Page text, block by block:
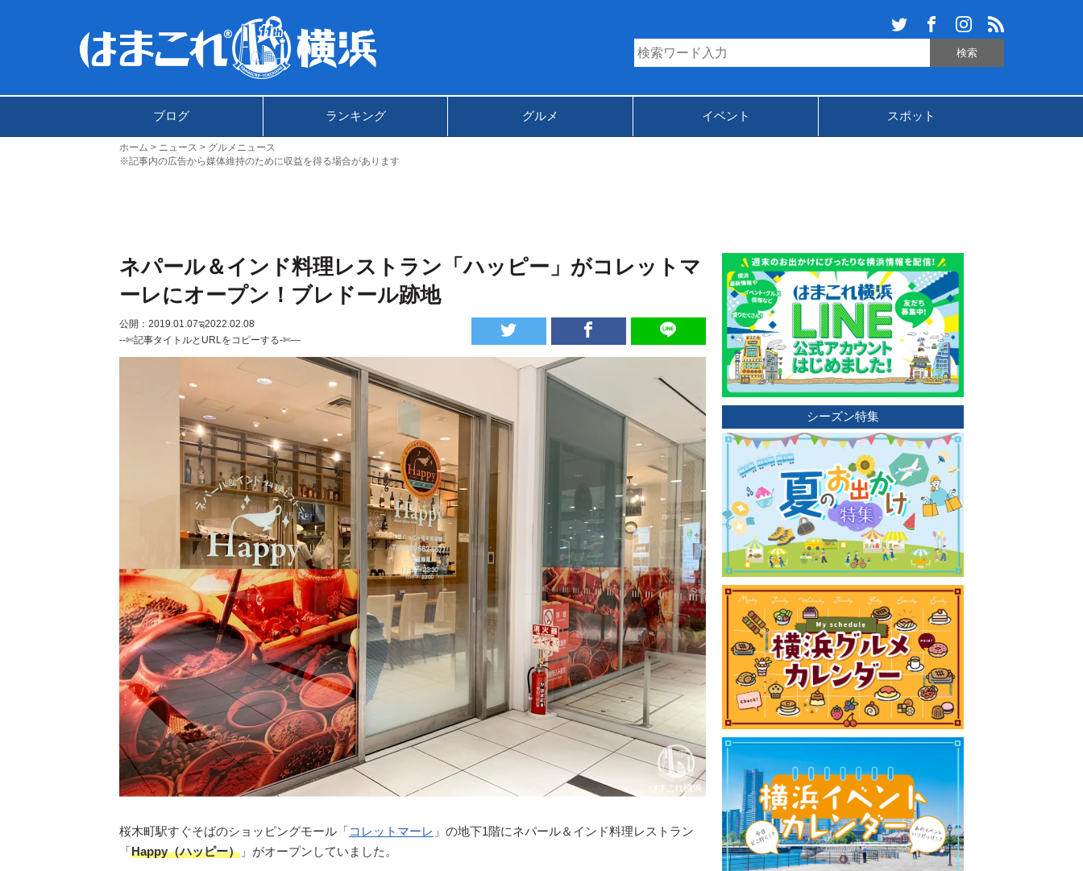
ブログ ランキング グルメ イベント スポット
ホーム ニュース
グルメニュース
※記事内の広告から媒体維持のために収益を得る場合があります
ネパール＆インド料理レストラン「ハッピー」がコレットマ
ーレにオープン！ブレドール跡地
公開：2019.01.07ಇ2022.02.08
--✄記事タイトルとURLをコピーする-✄—
桜木町駅すぐそばのショッピングモール「コレットマーレ 」の地下1階にネパール＆インド料理レストラン
「Happy（ハッピー） 」がオープンしていました。
シーズン特集